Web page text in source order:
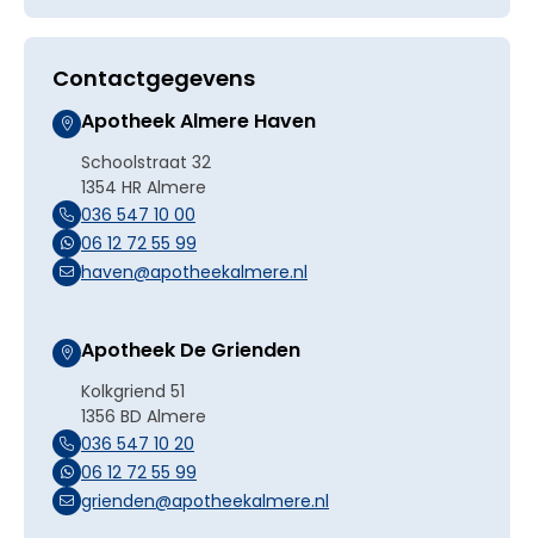
Contactgegevens
Apotheek Almere Haven
Schoolstraat 32
1354 HR Almere
036 547 10 00
06 12 72 55 99
haven@apotheekalmere.nl
Apotheek De Grienden
Kolkgriend 51
1356 BD Almere
036 547 10 20
06 12 72 55 99
grienden@apotheekalmere.nl